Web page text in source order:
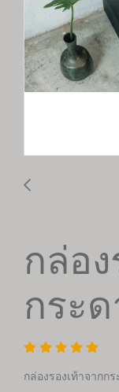
กล่อง
กระ
กล่องรองเท้าจากก